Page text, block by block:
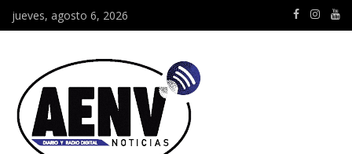
jueves, agosto 6, 2026